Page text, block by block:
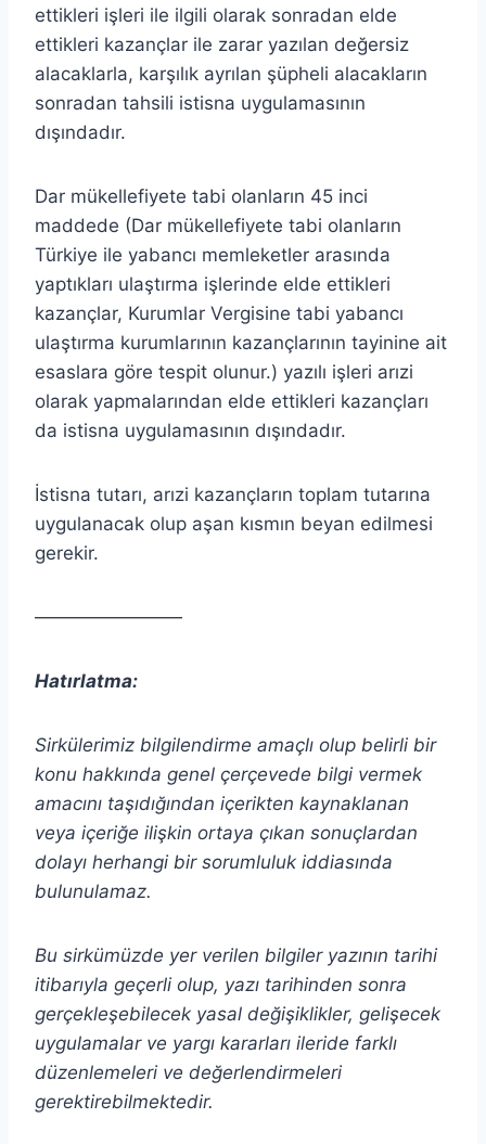
ettikleri işleri ile ilgili olarak sonradan elde
ettikleri kazançlar ile zarar yazılan değersiz
alacaklarla, karşılık ayrılan şüpheli alacakların
sonradan tahsili istisna uygulamasının
dışındadır.
Dar mükellefiyete tabi olanların 45 inci
maddede (Dar mükellefiyete tabi olanların
Türkiye ile yabancı memleketler arasında
yaptıkları ulaştırma işlerinde elde ettikleri
kazançlar, Kurumlar Vergisine tabi yabancı
ulaştırma kurumlarının kazançlarının tayinine ait
esaslara göre tespit olunur.) yazılı işleri arızi
olarak yapmalarından elde ettikleri kazançları
da istisna uygulamasının dışındadır.
İstisna tutarı, arızi kazançların toplam tutarına
uygulanacak olup aşan kısmın beyan edilmesi
gerekir.
————————
Hatırlatma:
Sirkülerimiz bilgilendirme amaçlı olup belirli bir
konu hakkında genel çerçevede bilgi vermek
amacını taşıdığından içerikten kaynaklanan
veya içeriğe ilişkin ortaya çıkan sonuçlardan
dolayı herhangi bir sorumluluk iddiasında
bulunulamaz.
Bu sirkümüzde yer verilen bilgiler yazının tarihi
itibarıyla geçerli olup, yazı tarihinden sonra
gerçekleşebilecek yasal değişiklikler, gelişecek
uygulamalar ve yargı kararları ileride farklı
düzenlemeleri ve değerlendirmeleri
gerektirebilmektedir.